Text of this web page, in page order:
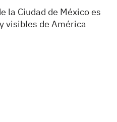
la Ciudad de México es
visibles de América